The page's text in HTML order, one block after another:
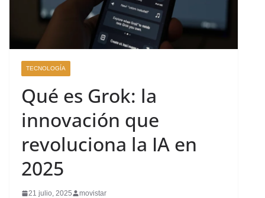
TECNOLOGÍA
Qué es Grok: la
innovación que
revoluciona la IA en
2025
21 julio, 2025 movistar